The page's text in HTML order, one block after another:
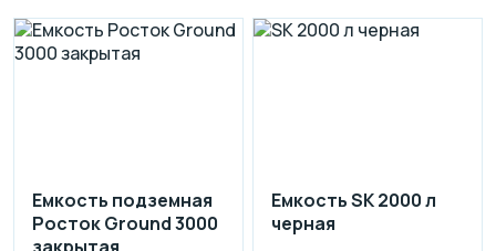
Емкость подземная
Росток Ground 3000
Емкость SK 2000 л
черная